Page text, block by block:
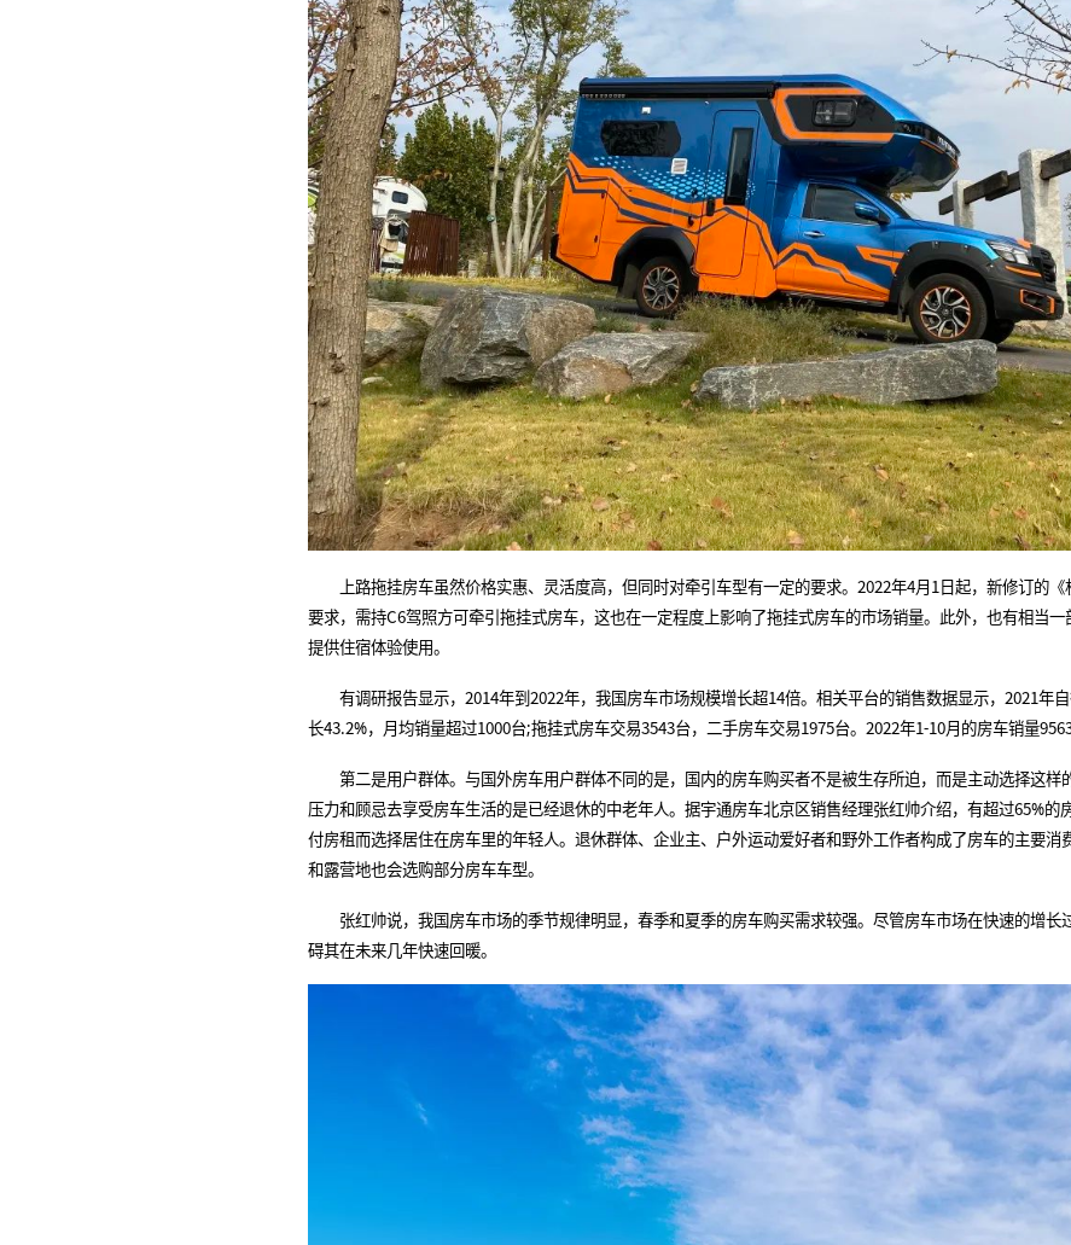
上路拖挂房车虽然价格实惠、灵活度高，但同时对牵引车型有一定的要求。2022年4月1日起，新修订的《
要求，需持C6驾照方可牵引拖挂式房车，这也在一定程度上影响了拖挂式房车的市场销量。此外，也有相当
提供住宿体验使用。
有调研报告显示，2014年到2022年，我国房车市场规模增长超14倍。相关平台的销售数据显示，2021年
长43.2%，月均销量超过1000台;拖挂式房车交易3543台，二手房车交易1975台。2022年1-10月的房车销量
第二是用户群体。与国外房车用户群体不同的是，国内的房车购买者不是被生存所迫，而是主动选择这样
压力和顾忌去享受房车生活的是已经退休的中老年人。据宇通房车北京区销售经理张红帅介绍，有超过65%的
付房租而选择居住在房车里的年轻人。退休群体、企业主、户外运动爱好者和野外工作者构成了房车的主要消
和露营地也会选购部分房车车型。
张红帅说，我国房车市场的季节规律明显，春季和夏季的房车购买需求较强。尽管房车市场在快速的增长
碍其在未来几年快速回暖。